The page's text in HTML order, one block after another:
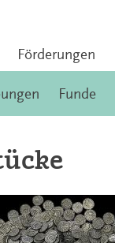
Förderungen
Funde